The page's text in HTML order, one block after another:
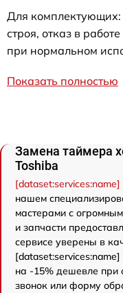
Для
строя, отказ в
при нормальном
Показать полностью
Замена таймера
Toshiba
нашем
мастерами с
и запчасти
сервисе уверены в
[dataset:services:name]
на -15% дешевле при
звонок или форму